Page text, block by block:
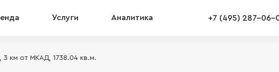
Услуги Аналитика +7 (495) 287-06-
км от МКАД, 1738.04 кв.м.